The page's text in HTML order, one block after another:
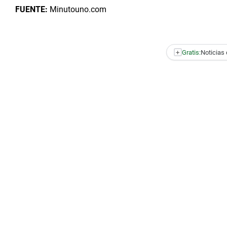
FUENTE: Minutouno.com
+ Gratis:Noticias